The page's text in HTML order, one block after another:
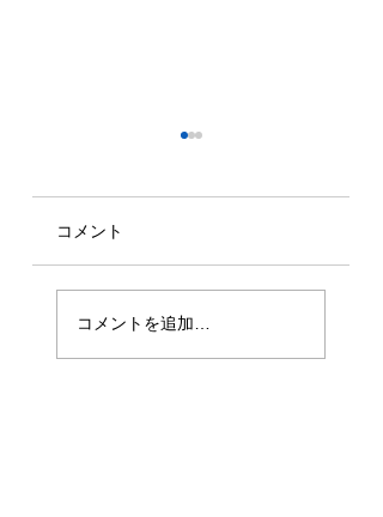
2026年7月16日
技能実習生1名入
コメント
コメントを追加…